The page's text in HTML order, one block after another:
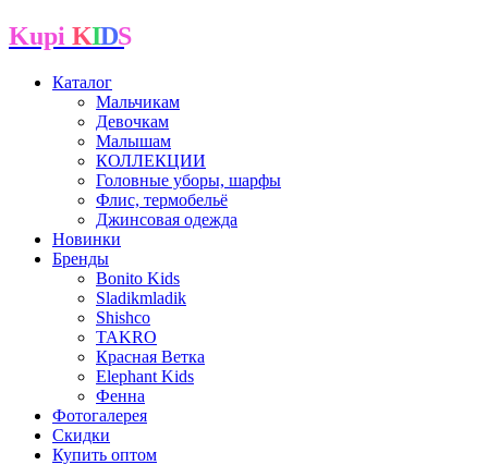
Kupi K I D S
Каталог
Мальчикам
Девочкам
Малышам
КОЛЛЕКЦИИ
Головные уборы, шарфы
Флис, термобельё
Джинсовая одежда
Новинки
Бренды
Bonito Kids
Sladikmladik
Shishco
TAKRO
Красная Ветка
Elephant Kids
Фенна
Фотогалерея
Скидки
Купить оптом